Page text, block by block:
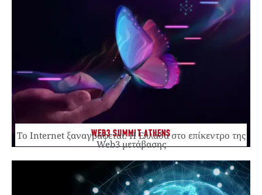
WEB3 SUMMIT ATHENS
Το Internet ξαναγράφεται. Η Ελλάδα στο επίκεντρο της
Web3 μετάβασης